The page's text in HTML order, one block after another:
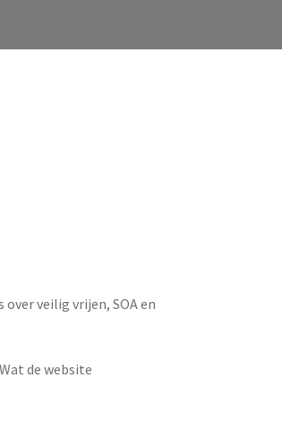
veilig vrijen, SOA en
de website